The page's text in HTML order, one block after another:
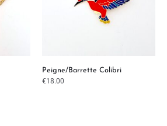
Peigne/barrette Colibri
€18.00